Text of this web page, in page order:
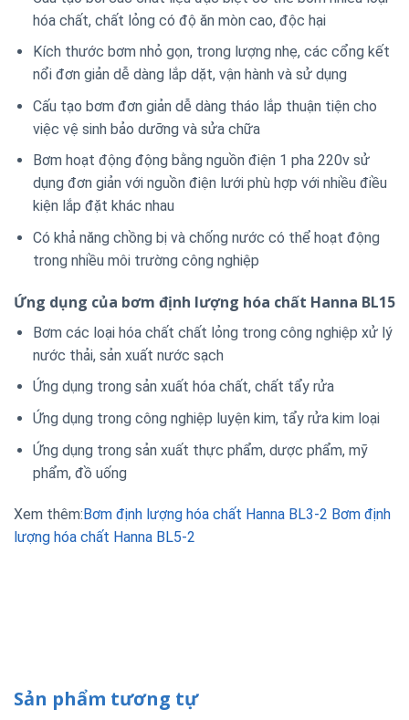
hóa chất, chất lỏng có độ ăn mòn cao, độc hại
Kích thước bơm nhỏ gọn, trong lượng nhẹ, các cổng kết
nổi đơn giản dễ dàng lắp dặt, vận hành và sử dụng
Cấu tạo bơm đơn giản dễ dàng tháo lắp thuận tiện cho
việc vệ sinh bảo dưỡng và sửa chữa
Bơm hoạt động động bằng nguồn điện 1 pha 220v sử
dụng đơn giản với nguồn điện lưới phù hợp với nhiều điều
kiện lắp đặt khác nhau
Có khả năng chồng bị và chống nước có thể hoạt động
trong nhiều môi trường công nghiệp
Ứng dụng của bơm định lượng hóa chất Hanna BL15
Bơm các loại hóa chất chất lỏng trong công nghiệp xử lý
nước thải, sản xuất nước sạch
Ứng dụng trong sản xuất hóa chất, chất tẩy rửa
Ứng dụng trong công nghiệp luyện kim, tẩy rửa kim loại
Ứng dụng trong sản xuất thực phẩm, dược phẩm, mỹ
phẩm, đồ uống
Xem thêm: Bơm định lượng hóa chất Hanna BL3-2 Bơm định
lượng hóa chất Hanna BL5-2
Sản phẩm tương tự